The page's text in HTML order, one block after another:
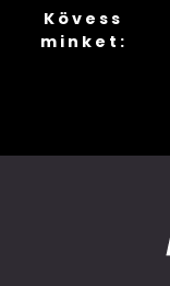
Kövess
minket: